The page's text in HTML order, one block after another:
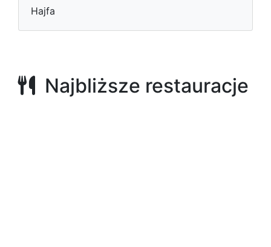
Hajfa
Najbliższe restauracje